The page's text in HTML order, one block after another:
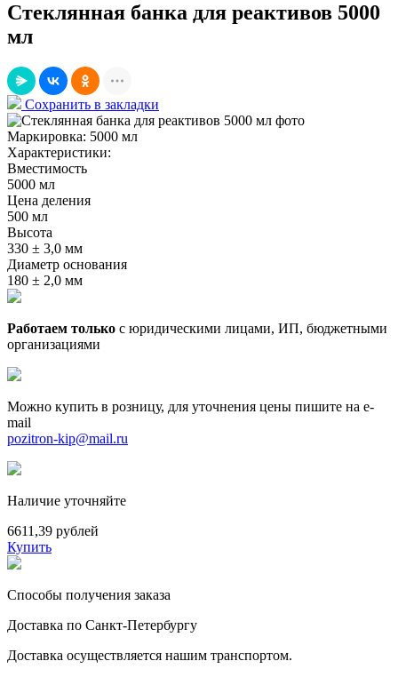
Стеклянная банка для реактивов 5000
мл
Сохранить в закладки
Маркировка: 5000 мл
Характеристики:
Вместимость
5000 мл
Цена деления
500 мл
Высота
330 ± 3,0 мм
Диаметр основания
180 ± 2,0 мм
Работаем только с юридическими лицами, ИП, бюджетными
организациями
Можно купить в розницу, для уточнения цены пишите на e-
mail
pozitron-kip@mail.ru
Наличие уточняйте
6611,39 рублей
Купить
Способы получения заказа
Доставка по Санкт-Петербургу
Доставка осуществляется нашим транспортом.